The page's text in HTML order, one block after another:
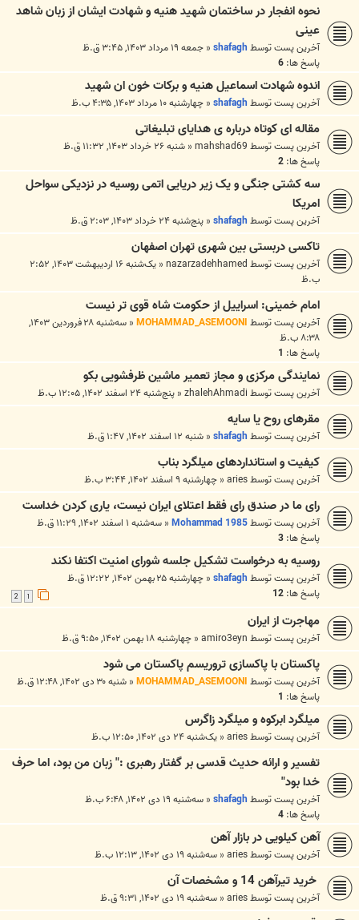
نحوه انفجار در ساختمان شهید هنیه و شهادت ایشان از زبان شاهد
عینی
آخرین پست توسطshafagh
« جمعه ۱۹ مرداد ۱۴۰۳, ۳:۴۵ ق.ظ
پاسخ ها: 6
اندوه شهادت اسماعیل هنیه و برکات خون ان شهید
آخرین پست توسطshafagh
« چهارشنبه ۱۰ مرداد ۱۴۰۳, ۴:۳۵ ب.ظ
مقاله ای کوتاه درباره ی هدایای تبلیغاتی
آخرین پست توسطmahshad69
« شنبه ۲۶ خرداد ۱۴۰۳, ۱۱:۳۲ ق.ظ
پاسخ ها: 2
سه کشتی جنگی و یک زیر دریایی اتمی روسیه در نزدیکی سواحل
امریکا
آخرین پست توسطshafagh
« پنج‌شنبه ۲۴ خرداد ۱۴۰۳, ۲:۰۳ ق.ظ
تاکسی دربستی بین شهری تهران اصفهان
آخرین پست توسطnazarzadehhamed
«
یک‌شنبه ۱۶ اردیبهشت ۱۴۰۳, ۲:۵۲
ب.ظ
امام خمینی: اسراییل از حکومت شاه قوی تر نیست
آخرین پست توسطMOHAMMAD_ASEMOONI
«
سه‌شنبه ۲۸ فروردین ۱۴۰۳,
۸:۳۸ ب.ظ
پاسخ ها: 1
نمایندگی مرکزی و مجاز تعمیر ماشین ظرفشویی بکو
آخرین پست توسطzhalehAhmadi
« پنج‌شنبه ۲۴ اسفند ۱۴۰۲, ۱۲:۰۵ ب.ظ
مقرهای روح یا سایه
آخرین پست توسطshafagh
« شنبه ۱۲ اسفند ۱۴۰۲, ۱:۴۷ ق.ظ
کیفیت و استانداردهای میلگرد بناب
آخرین پست توسطaries
« چهارشنبه ۹ اسفند ۱۴۰۲, ۳:۴۴ ب.ظ
رای ما در صندق رای فقط اعتلای ایران نیست، یاری کردن خداست
آخرین پست توسطMohammad 1985
« سه‌شنبه ۱ اسفند ۱۴۰۲, ۱۱:۲۹ ق.ظ
پاسخ ها: 3
روسیه به درخواست تشکیل جلسه شورای امنیت اکتفا نکند
آخرین پست توسطshafagh
« چهارشنبه ۲۵ بهمن ۱۴۰۲, ۱۲:۲۲ ق.ظ
پاسخ ها: 12
مهاجرت از ایران
آخرین پست توسطamiro3eyn
« چهارشنبه ۱۸ بهمن ۱۴۰۲, ۹:۵۰ ق.ظ
پاکستان با پاکسازی تروریسم پاکستان می شود
آخرین پست توسطMOHAMMAD_ASEMOONI
« شنبه ۳۰ دی ۱۴۰۲, ۱۲:۴۸ ق.ظ
پاسخ ها: 1
میلگرد ابرکوه و میلگرد زاگرس
آخرین پست توسطaries
« یک‌شنبه ۲۴ دی ۱۴۰۲, ۱۲:۵۰ ب.ظ
تفسیر و ارائه حدیث قدسی بر گفتار رهبری :" زبان من بود، اما حرف
خدا بود"
آخرین پست توسطshafagh
« سه‌شنبه ۱۹ دی ۱۴۰۲, ۶:۴۸ ب.ظ
پاسخ ها: 4
آهن کیلویی در بازار آهن
آخرین پست توسطaries
« سه‌شنبه ۱۹ دی ۱۴۰۲, ۱۲:۱۳ ب.ظ
خرید تیرآهن 14 و مشخصات آن
آخرین پست توسطaries
« سه‌شنبه ۱۹ دی ۱۴۰۲, ۹:۳۱ ق.ظ